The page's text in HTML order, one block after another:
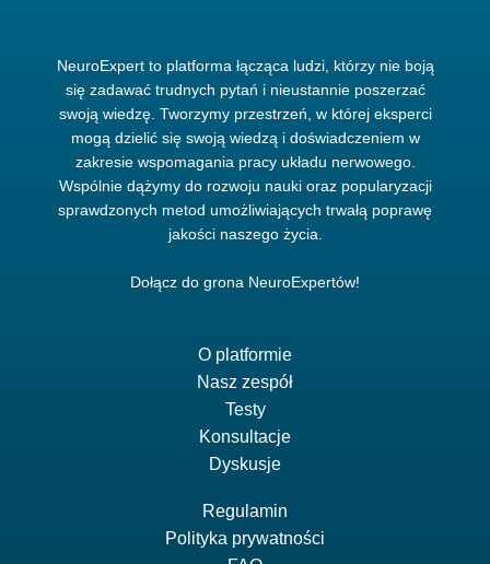
NeuroExpert to platforma łącząca ludzi, którzy nie boją
się zadawać trudnych pytań i nieustannie poszerzać
swoją wiedzę. Tworzymy przestrzeń, w której eksperci
mogą dzielić się swoją wiedzą i doświadczeniem w
zakresie wspomagania pracy układu nerwowego.
Wspólnie dążymy do rozwoju nauki oraz popularyzacji
sprawdzonych metod umożliwiających trwałą poprawę
jakości naszego życia.
Dołącz do grona NeuroExpertów!
O platformie
Nasz zespół
Testy
Konsultacje
Dyskusje
Regulamin
Polityka prywatności